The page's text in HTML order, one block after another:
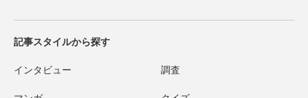
記事スタイルから探す
インタビュー 調査